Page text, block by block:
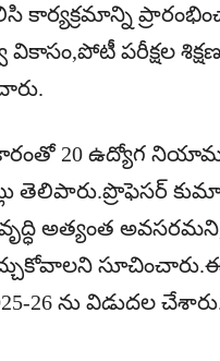
వికాసం,పోటీ పరీక్షల
20 ఉద్యోగ
తెలిపారు.ప్రొఫెసర్
అత్యంత
26 ను విడుదల